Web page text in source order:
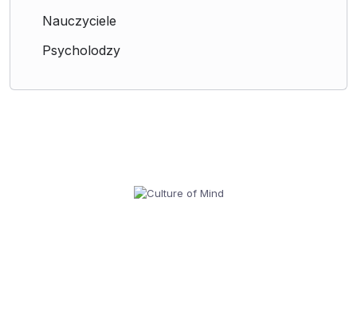
Nauczyciele
Psycholodzy